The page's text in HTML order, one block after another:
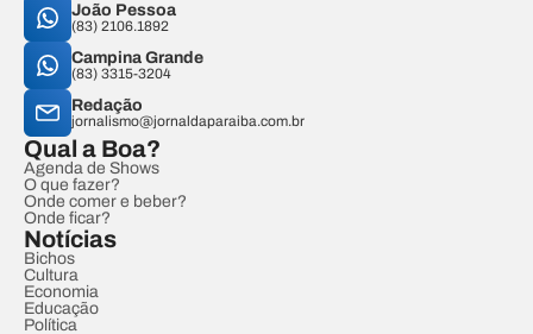
João Pessoa
(83) 2106.1892
Campina Grande
(83) 3315-3204
Redação
jornalismo@jornaldaparaiba.com.br
Qual a Boa?
Agenda de Shows
O que fazer?
Onde comer e beber?
Onde ficar?
Notícias
Bichos
Cultura
Economia
Educação
Política